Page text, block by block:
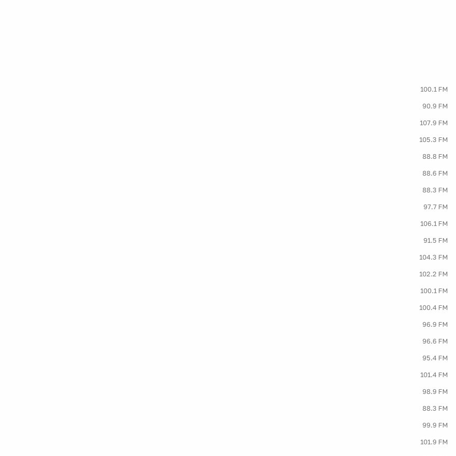
100.1 FM
90.9 FM
107.9 FM
105.3 FM
88.8 FM
88.6 FM
88.3 FM
97.7 FM
106.1 FM
91.5 FM
104.3 FM
102.2 FM
100.1 FM
100.4 FM
96.9 FM
96.6 FM
95.4 FM
101.4 FM
98.9 FM
88.3 FM
99.9 FM
101.9 FM